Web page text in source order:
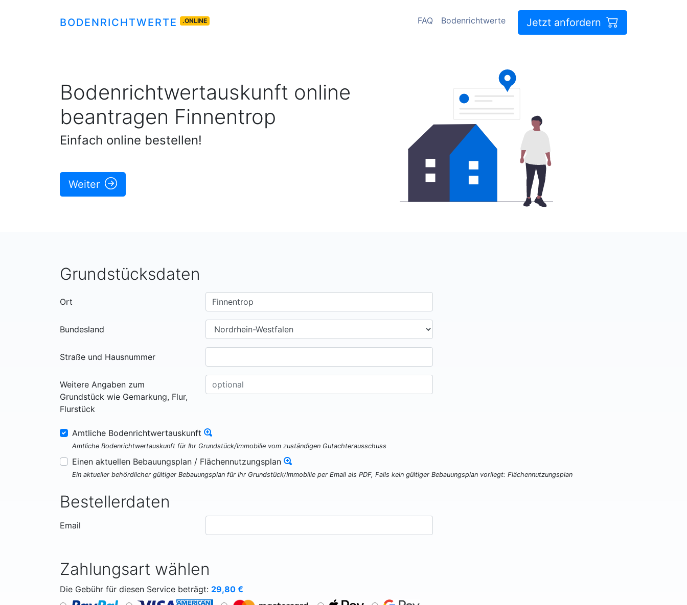
BODENRICHTWERTE .ONLINE FAQ Bodenrichtwerte Jetzt anfordern
Bodenrichtwertauskunft online
beantragen Finnentrop
Einfach online bestellen!
Weiter
Grundstücksdaten
Ort
Bundesland
Straße und Hausnummer
Weitere Angaben zum
Grundstück wie Gemarkung, Flur,
Flurstück
Amtliche Bodenrichtwertauskunft
Amtliche Bodenrichtwertauskunft für Ihr Grundstück/Immobilie vom zuständigen Gutachterausschuss
Einen aktuellen Bebauungsplan / Flächennutzungsplan
Ein aktueller behördlicher gültiger Bebauungsplan für Ihr Grundstück/Immobilie per Email als PDF, Falls kein gültiger Bebauungsplan vorliegt: Flächennutzungsplan
Bestellerdaten
Email
Zahlungsart wählen
Die Gebühr für diesen Service beträgt: 29,80 €